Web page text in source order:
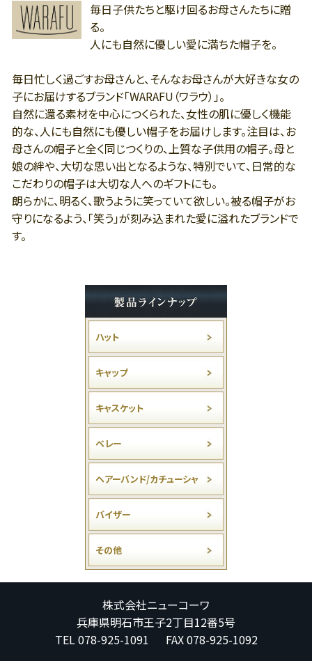
毎日子供たちと駆け回るお母さんたちに贈
る。
人にも自然に優しい愛に満ちた帽子を。
毎日忙しく過ごすお母さんと、そんなお母さんが大好きな女の
子にお届けするブランド「WARAFU（ワラウ）」。
自然に還る素材を中心につくられた、女性の肌に優しく機能
的な、人にも自然にも優しい帽子をお届けします。注目は、お
母さんの帽子と全く同じつくりの、上質な子供用の帽子。母と
娘の絆や、大切な思い出となるような、特別でいて、日常的な
こだわりの帽子は大切な人へのギフトにも。
朗らかに、明るく、歌うように笑っていて欲しい。被る帽子がお
守りになるよう、「笑う」が刻み込まれた愛に溢れたブランドで
す。
ハット
キャップ
キャスケット
ベレー
ヘアーバンド/カチューシャ
バイザー
その他
株式会社ニューコーワ
兵庫県明石市王子2丁目12番5号
TEL 078-925-1091 FAX 078-925-1092